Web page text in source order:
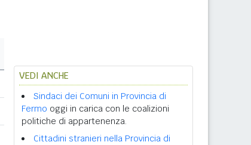
VEDI ANCHE
Sindaci dei Comuni in Provincia di
Fermo oggi in carica con le coalizioni
politiche di appartenenza.
Cittadini stranieri nella Provincia di